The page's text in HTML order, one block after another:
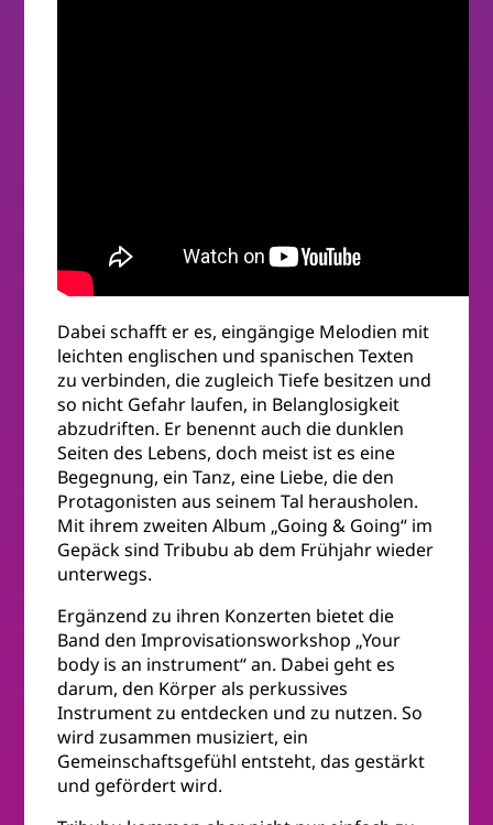
Dabei schafft er es, eingängige Melodien mit
leichten englischen und spanischen Texten
zu verbinden, die zugleich Tiefe besitzen und
so nicht Gefahr laufen, in Belanglosigkeit
abzudriften. Er benennt auch die dunklen
Seiten des Lebens, doch meist ist es eine
Begegnung, ein Tanz, eine Liebe, die den
Protagonisten aus seinem Tal herausholen.
Mit ihrem zweiten Album „Going & Going“ im
Gepäck sind Tribubu ab dem Frühjahr wieder
unterwegs.
Ergänzend zu ihren Konzerten bietet die
Band den Improvisationsworkshop „Your
body is an instrument“ an. Dabei geht es
darum, den Körper als perkussives
Instrument zu entdecken und zu nutzen. So
wird zusammen musiziert, ein
Gemeinschaftsgefühl entsteht, das gestärkt
und gefördert wird.